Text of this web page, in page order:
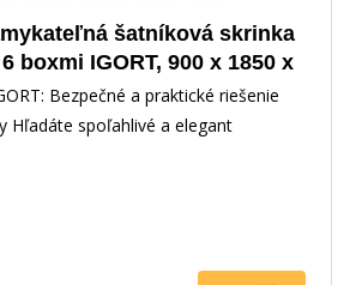
šatníková skrinka
boxmi IGORT, 900 x 1850 x
450 mm
Bezpečné a praktické riešenie
Hľadáte spoľahlivé a elegant